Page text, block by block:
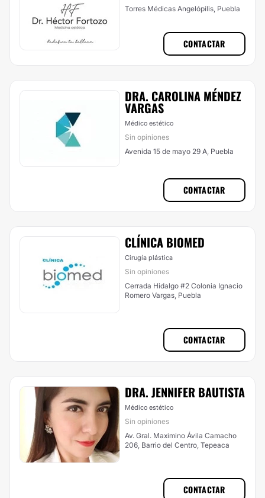
Torres Médicas Angelópilis, Puebla
CONTACTAR
DRA. CAROLINA MÉNDEZ
VARGAS
Médico estético
Sin opiniones
Avenida 15 de mayo 29 A, Puebla
CONTACTAR
CLÍNICA BIOMED
Cirugía plástica
Sin opiniones
Cerrada Hidalgo #2 Colonia Ignacio
Romero Vargas, Puebla
CONTACTAR
DRA. JENNIFER BAUTISTA
Médico estético
Sin opiniones
Av. Gral. Maximino Ávila Camacho
206, Barrio del Centro, Tepeaca
CONTACTAR